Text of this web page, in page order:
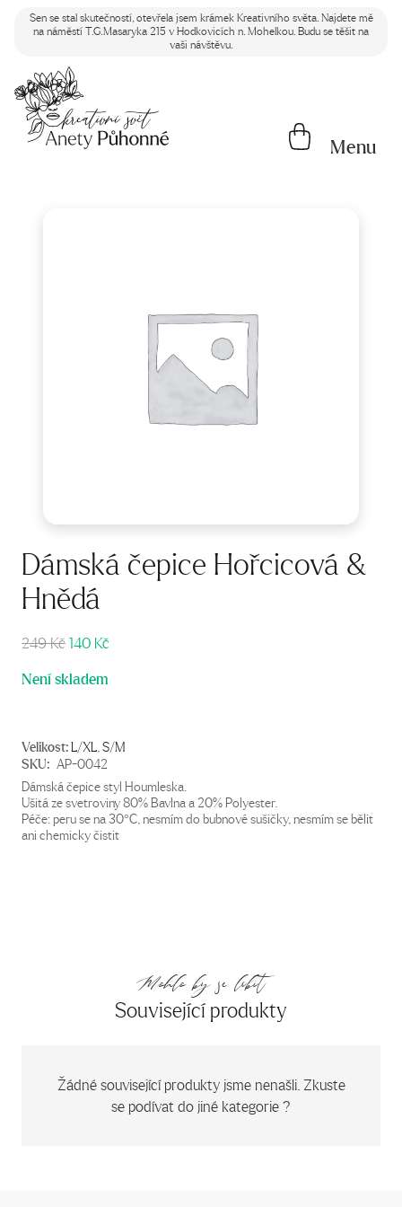
Sen se stal skutečností, otevřela jsem krámek Kreativního světa. Najdete mě
na náměstí T.G.Masaryka 215 v Hodkovicích n. Mohelkou. Budu se těšit na
vaši návštěvu.
Menu
Dámská čepice Hořcicová &
Hnědá
249KčPůvodní
byla:
140 Kč
Není skladem
Velikost:L/XL S/M
SKU: AP-0042
Dámská čepice styl Houmleska.
Ušitá ze svetroviny 80% Bavlna a 20% Polyester.
Péče: peru se na 30°C, nesmím do bubnové sušičky, nesmím se bělit
ani chemicky čistit
Mohlo by se líbit
Související produkty
Žádné související produkty jsme nenašli. Zkuste
se podívat do jiné kategorie ?